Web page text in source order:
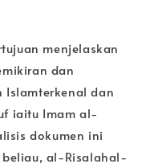
menjelaskan
dan
Islamterkenal dan
iaitu Imam al-
dokumen ini
al-Risalahal-